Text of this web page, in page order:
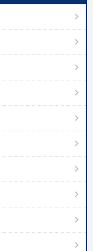
ス
ング〉＆新刊・好
講演ＤＶＤ・デジ
ード）